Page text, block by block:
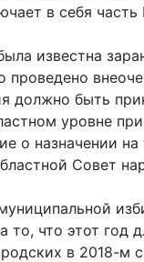
в себя
известна
проведено
должно быть
уровне
о назначении
Совет
то, что этот
в 2018-м